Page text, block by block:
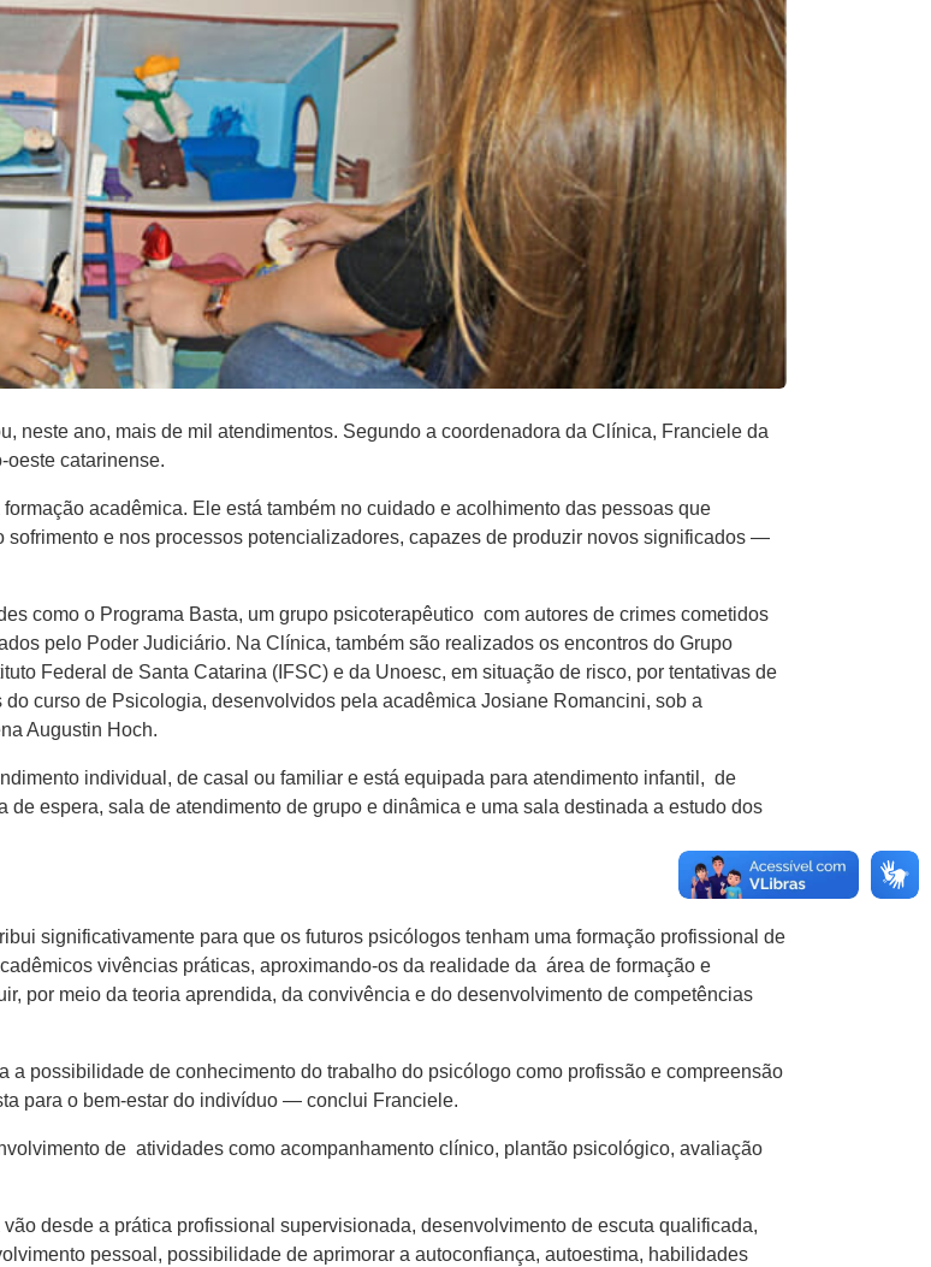
neste ano, mais de mil atendimentos. Segundo a coordenadora da Clínica, Franciele da
oeste catarinense.
acadêmica. Ele está também no cuidado e acolhimento das pessoas que
e nos processos potencializadores, capazes de produzir novos significados —
como o Programa Basta, um grupo psicoterapêutico com autores de crimes cometidos
pelo Poder Judiciário. Na Clínica, também são realizados os encontros do Grupo
Federal de Santa Catarina (IFSC) e da Unoesc, em situação de risco, por tentativas de
curso de Psicologia, desenvolvidos pela acadêmica Josiane Romancini, sob a
Augustin Hoch.
individual, de casal ou familiar e está equipada para atendimento infantil, de
espera, sala de atendimento de grupo e dinâmica e uma sala destinada a estudo dos
significativamente para que os futuros psicólogos tenham uma formação profissional de
vivências práticas, aproximando-os da realidade da área de formação e
por meio da teoria aprendida, da convivência e do desenvolvimento de competências
possibilidade de conhecimento do trabalho do psicólogo como profissão e compreensão
para o bem-estar do indivíduo — conclui Franciele.
de atividades como acompanhamento clínico, plantão psicológico, avaliação
desde a prática profissional supervisionada, desenvolvimento de escuta qualificada,
pessoal, possibilidade de aprimorar a autoconfiança, autoestima, habilidades